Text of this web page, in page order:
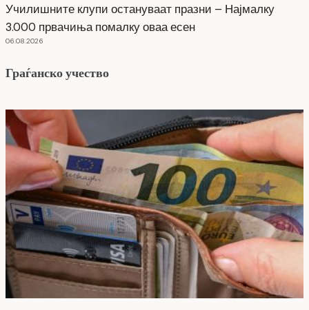
Училишните клупи остануваат празни – Најмалку
3.000 првачиња помалку оваа есен
06.08.2026
Граѓанско учество